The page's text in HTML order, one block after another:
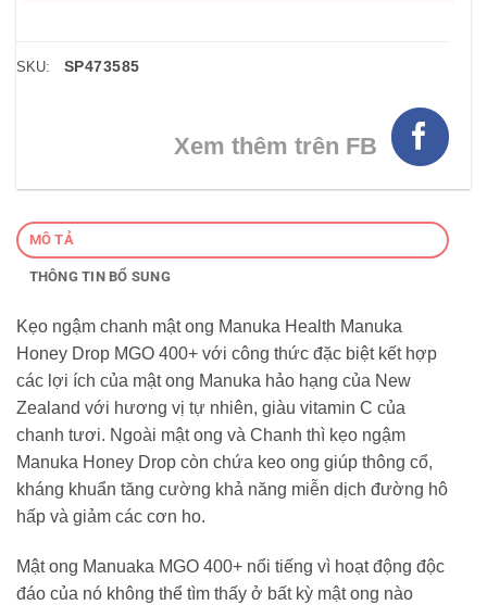
SKU: SP473585
Xem thêm trên FB
MÔ TẢ
THÔNG TIN BỔ SUNG
Kẹo ngậm chanh mật ong Manuka Health Manuka
Honey Drop MGO 400+ với công thức đặc biệt kết hợp
các lợi ích của mật ong Manuka hảo hạng của New
Zealand với hương vị tự nhiên, giàu vitamin C của
chanh tươi. Ngoài mật ong và Chanh thì kẹo ngậm
Manuka Honey Drop còn chứa keo ong giúp thông cổ,
kháng khuẩn tăng cường khả năng miễn dịch đường hô
hấp và giảm các cơn ho.
Mật ong Manuaka MGO 400+ nổi tiếng vì hoạt động độc
đáo của nó không thể tìm thấy ở bất kỳ mật ong nào